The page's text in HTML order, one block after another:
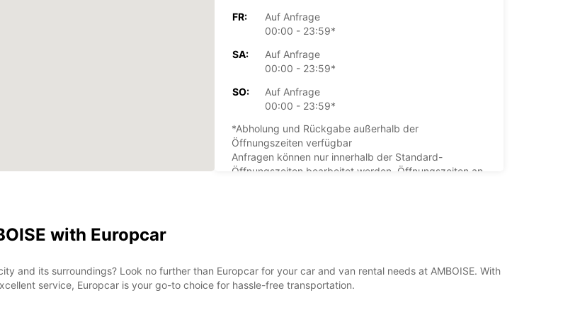
FR:
Auf Anfrage
00:00 - 23:59*
SA:
Auf Anfrage
00:00 - 23:59*
SO:
Auf Anfrage
00:00 - 23:59*
*Abholung und Rückgabe außerhalb der
Öffnungszeiten verfügbar
Anfragen können nur innerhalb der Standard-
Öffnungszeiten bearbeitet werden. Öffnungszeiten an
Route
with Europcar
and its surroundings? Look no further than Europcar for your car and van rental needs at AMBOISE. With
service, Europcar is your go-to choice for hassle-free transportation.